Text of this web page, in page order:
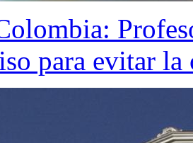
para evitar la